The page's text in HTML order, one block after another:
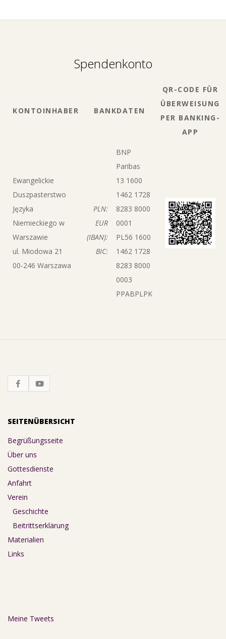
Spendenkonto
KONTOINHABER BANKDATEN
QR-CODE FÜR
ÜBERWEISUNG
PER BANKING-
APP
Ewangelickie
Duszpasterstwo
Języka
Niemieckiego w
Warszawie
ul. Miodowa 21
00-246 Warszawa
PLN:
EUR
(IBAN):
BIC:
BNP
Paribas
13 1600
1462 1728
8283 8000
0001
PL56 1600
1462 1728
8283 8000
0003
PPABPLPK
SEITENÜBERSICHT
Begrüßungsseite
Über uns
Gottesdienste
Anfahrt
Verein
Geschichte
Beitrittserklärung
Materialien
Links
Meine Tweets